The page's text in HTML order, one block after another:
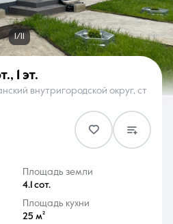
Контакты
297-00-00
с 08:30 до 20:00
1/11
, 1 эт.
внутригородской округ, ст
Площадь земли
4.1 сот.
Площадь кухни
25 м²